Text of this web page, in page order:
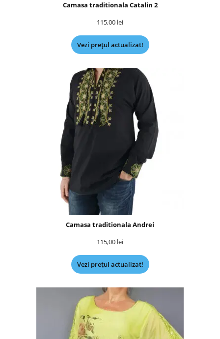
Camasa traditionala Catalin 2
115,00 lei
Vezi prețul actualizat!
Camasa traditionala Andrei
115,00 lei
Vezi prețul actualizat!